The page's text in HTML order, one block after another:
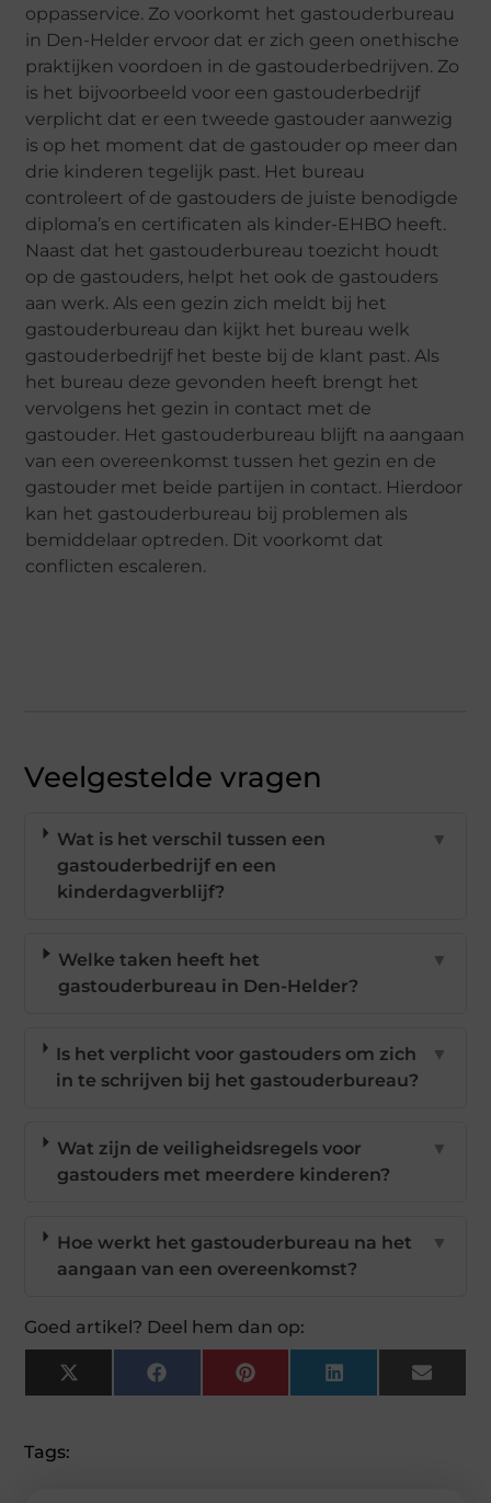
oppasservice. Zo voorkomt het gastouderbureau
in Den-Helder ervoor dat er zich geen onethische
praktijken voordoen in de gastouderbedrijven. Zo
is het bijvoorbeeld voor een gastouderbedrijf
verplicht dat er een tweede gastouder aanwezig
is op het moment dat de gastouder op meer dan
drie kinderen tegelijk past. Het bureau
controleert of de gastouders de juiste benodigde
diploma’s en certificaten als kinder-EHBO heeft.
Naast dat het gastouderbureau toezicht houdt
op de gastouders, helpt het ook de gastouders
aan werk. Als een gezin zich meldt bij het
gastouderbureau dan kijkt het bureau welk
gastouderbedrijf het beste bij de klant past. Als
het bureau deze gevonden heeft brengt het
vervolgens het gezin in contact met de
gastouder. Het gastouderbureau blijft na aangaan
van een overeenkomst tussen het gezin en de
gastouder met beide partijen in contact. Hierdoor
kan het gastouderbureau bij problemen als
bemiddelaar optreden. Dit voorkomt dat
conflicten escaleren.
Veelgestelde vragen
Wat is het verschil tussen een
gastouderbedrijf en een
kinderdagverblijf?
▼
Welke taken heeft het
gastouderbureau in Den-Helder?
▼
Is het verplicht voor gastouders om zich
in te schrijven bij het gastouderbureau?
▼
Wat zijn de veiligheidsregels voor
gastouders met meerdere kinderen?
▼
Hoe werkt het gastouderbureau na het
aangaan van een overeenkomst?
▼
Goed artikel? Deel hem dan op:
X
(Twitter)
FacebookPinterestLinkedIn Email
Tags: